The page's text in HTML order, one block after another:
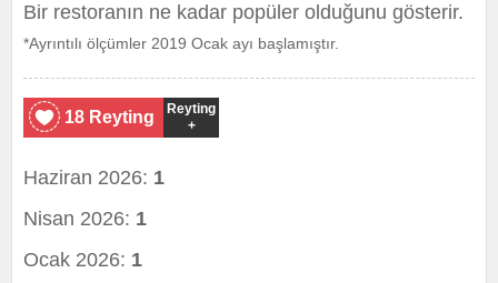
Bir restoranın ne kadar popüler olduğunu gösterir.
*Ayrıntılı ölçümler 2019 Ocak ayı başlamıştır.
18 Reyting
Reyting
+
Haziran 2026: 1
Nisan 2026: 1
Ocak 2026: 1